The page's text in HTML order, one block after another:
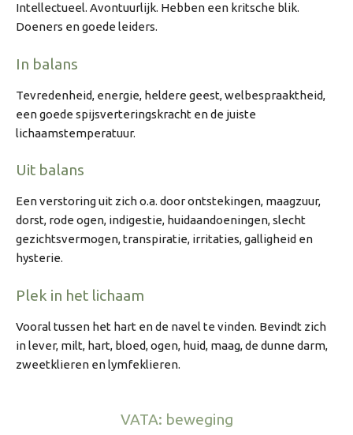
Intellectueel. Avontuurlijk. Hebben een kritsche blik.
Doeners en goede leiders.
In balans
Tevredenheid, energie, heldere geest, welbespraaktheid,
een goede spijsverteringskracht en de juiste
lichaamstemperatuur.
Uit balans
Een verstoring uit zich o.a. door ontstekingen, maagzuur,
dorst, rode ogen, indigestie, huidaandoeningen, slecht
gezichtsvermogen, transpiratie, irritaties, galligheid en
hysterie.
Plek in het lichaam
Vooral tussen het hart en de navel te vinden. Bevindt zich
in lever, milt, hart, bloed, ogen, huid, maag, de dunne darm,
zweetklieren en lymfeklieren.
VATA: beweging